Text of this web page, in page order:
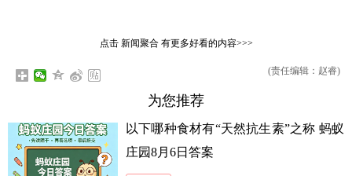
点击 新闻聚合有更多好看的内容>>>
(责任编辑：赵睿)
为您推荐
以下哪种食材有“天然抗生素”之称 蚂蚁
庄园8月6日答案